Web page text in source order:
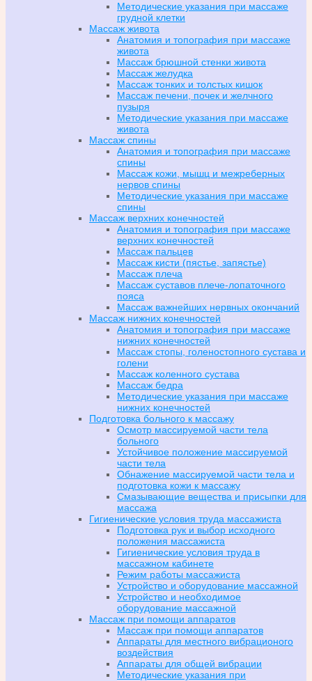
Методические указания при массаже
грудной клетки
Массаж живота
Анатомия и топография при массаже
живота
Массаж брюшной стенки живота
Массаж желудка
Массаж тонких и толстых кишок
Массаж печени, почек и желчного
пузыря
Методические указания при массаже
живота
Массаж спины
Анатомия и топография при массаже
спины
Массаж кожи, мышц и межреберных
нервов спины
Методические указания при массаже
спины
Массаж верхних конечностей
Анатомия и топография при массаже
верхних конечностей
Массаж пальцев
Массаж кисти (пястье, запястье)
Массаж плеча
Массаж суставов плече-лопаточного
пояса
Массаж важнейших нервных окончаний
Массаж нижних конечностей
Анатомия и топография при массаже
нижних конечностей
Массаж стопы, голеностопного сустава и
голени
Массаж коленного сустава
Массаж бедра
Методические указания при массаже
нижних конечностей
Подготовка больного к массажу
Осмотр массируемой части тела
больного
Устойчивое положение массируемой
части тела
Обнажение массируемой части тела и
подготовка кожи к массажу
Смазывающие вещества и присыпки для
массажа
Гигиенические условия труда массажиста
Подготовка рук и выбор исходного
положения массажиста
Гигиенические условия труда в
массажном кабинете
Режим работы массажиста
Устройство и оборудование массажной
Устройство и необходимое
оборудование массажной
Массаж при помощи аппаратов
Массаж при помощи аппаратов
Аппараты для местного вибрационого
воздействия
Аппараты для общей вибрации
Методические указания при